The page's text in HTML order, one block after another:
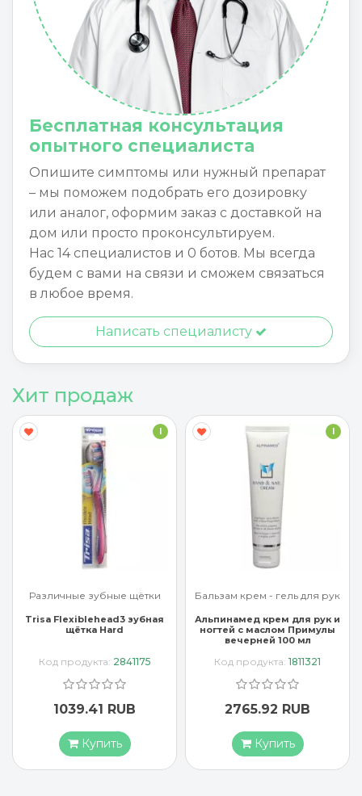
Бесплатная консультация
опытного специалиста
Опишите симптомы или нужный препарат
– мы поможем подобрать его дозировку
или аналог, оформим заказ с доставкой на
дом или просто проконсультируем.
Нас 14 специалистов и 0 ботов. Мы всегда
будем с вами на связи и сможем связаться
в любое время.
Написать специалисту
Хит продаж
Различные зубные щётки
Trisa Flexiblehead3 зубная
щётка Hard
Код продукта: 2841175
1039.41 RUB
Купить
Бальзам крем - гель для рук
Альпинамед крем для рук и
ногтей с маслом Примулы
вечерней 100 мл
Код продукта: 1811321
2765.92 RUB
Купить